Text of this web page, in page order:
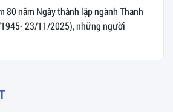
80 năm Ngày thành lập ngành Thanh
23/11/2025), những người